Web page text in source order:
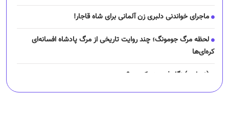
ماجرای خواندنی دلبری زن آلمانی برای شاه قاجار!
لحظه مرگ جومونگ؛ چند روایت تاریخی از مرگ پادشاه افسانه‌ای
کره‌ای‌ها
(تصاویر) نگار فرهمند کیست؟